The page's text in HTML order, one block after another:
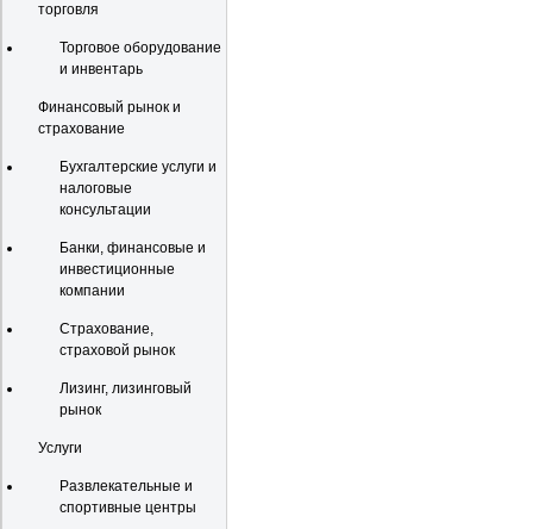
торговля
Торговое оборудование
и инвентарь
Финансовый рынок и
страхование
Бухгалтерские услуги и
налоговые
консультации
Банки, финансовые и
инвестиционные
компании
Страхование,
страховой рынок
Лизинг, лизинговый
рынок
Услуги
Развлекательные и
спортивные центры